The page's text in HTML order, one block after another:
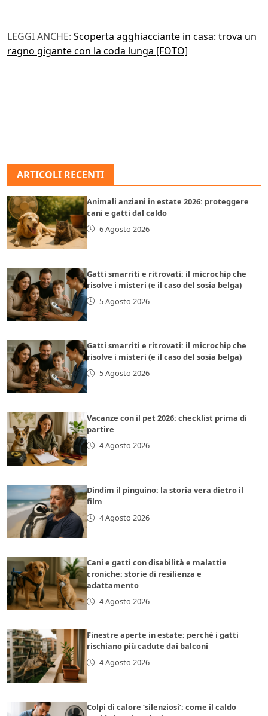
LEGGI ANCHE: Scoperta agghiacciante in casa: trova un
ragno gigante con la coda lunga [FOTO]
ARTICOLI RECENTI
Animali anziani in estate 2026: proteggere
cani e gatti dal caldo
6 Agosto 2026
Gatti smarriti e ritrovati: il microchip che
risolve i misteri (e il caso del sosia belga)
5 Agosto 2026
Gatti smarriti e ritrovati: il microchip che
risolve i misteri (e il caso del sosia belga)
5 Agosto 2026
Vacanze con il pet 2026: checklist prima di
partire
4 Agosto 2026
Dindim il pinguino: la storia vera dietro il
film
4 Agosto 2026
Cani e gatti con disabilità e malattie
croniche: storie di resilienza e
adattamento
4 Agosto 2026
Finestre aperte in estate: perché i gatti
rischiano più cadute dai balconi
4 Agosto 2026
Colpi di calore ‘silenziosi’: come il caldo